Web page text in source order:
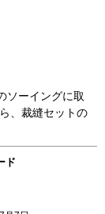
ソーイングに取
、裁縫セットの
ド